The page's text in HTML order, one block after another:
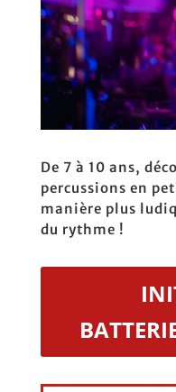
De 7 à 10 ans,
percussions en
manière plus
du rythme !